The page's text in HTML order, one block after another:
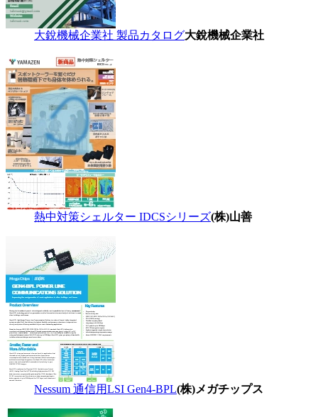
大銳機械企業社 製品カタログ大銳機械企業社
熱中対策シェルター IDCSシリーズ(株)山善
Nessum 通信用LSI Gen4-BPL(株)メガチップス